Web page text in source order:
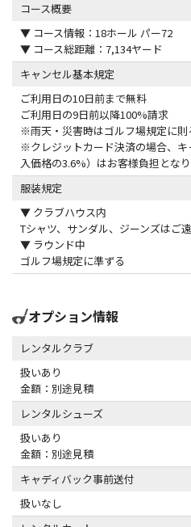
コース概要
▼ コース情報：18ホール パー72
▼ コース総距離：7,134ヤード
キャンセル基本規定
ご利用日の10日前まで無料
ご利用日の9日前以降100%請求
※雨天・災害時はゴルフ場規定に則
※クレジットカード決済の場合、
入価格の3.6%）はお客様負担とな
服装規定
▼ クラブハウス内
Tシャツ、サンダル、ジーンズはご遠
▼ ラウンド中
ゴルフ場規定に準ずる
オプション情報
レンタルクラブ
扱いあり
金額：別途見積
レンタルシューズ
扱いあり
金額：別途見積
キャディバック事前送付
扱いなし